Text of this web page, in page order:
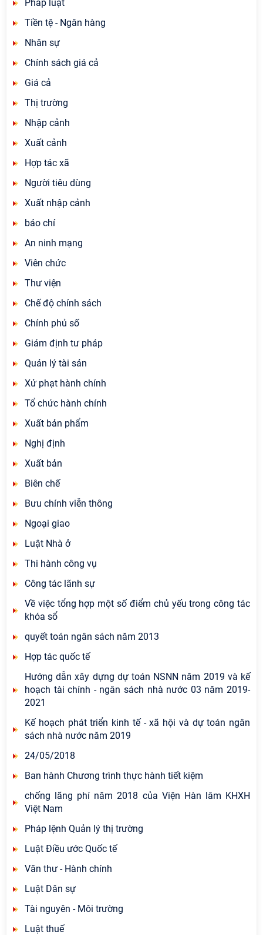
Pháp luật
Tiền tệ - Ngân hàng
Nhân sự
Chính sách giá cả
Giá cả
Thị trường
Nhập cảnh
Xuất cảnh
Hợp tác xã
Người tiêu dùng
Xuất nhập cảnh
báo chí
An ninh mạng
Viên chức
Thư viện
Chế độ chính sách
Chính phủ số
Giám định tư pháp
Quản lý tài sản
Xử phạt hành chính
Tổ chức hành chính
Xuất bản phẩm
Nghị định
Xuất bản
Biên chế
Bưu chính viễn thông
Ngoại giao
Luật Nhà ở
Thi hành công vụ
Công tác lãnh sự
Về việc tổng hợp một số điểm chủ yếu trong công tác
khóa sổ
quyết toán ngân sách năm 2013
Hợp tác quốc tế
Hướng dẫn xây dựng dự toán NSNN năm 2019 và kế
hoạch tài chính - ngân sách nhà nước 03 năm 2019-
2021
Kế hoạch phát triển kinh tế - xã hội và dự toán ngân
sách nhà nước năm 2019
24/05/2018
Ban hành Chương trình thực hành tiết kiệm
chống lãng phí năm 2018 của Viện Hàn lâm KHXH
Việt Nam
Pháp lệnh Quản lý thị trường
Luật Điều ước Quốc tế
Văn thư - Hành chính
Luật Dân sự
Tài nguyên - Môi trường
Luật thuế